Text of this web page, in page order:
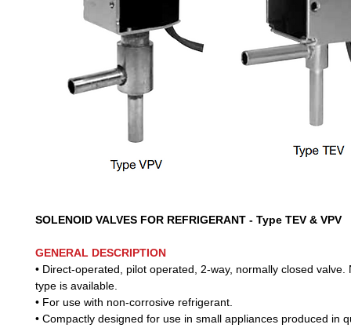
SOLENOID VALVES FOR REFRIGERANT - Type TEV & VPV
GENERAL DESCRIPTION
• Direct-operated, pilot operated, 2-way, normally closed valve.
type is available.
• For use with non-corrosive refrigerant.
• Compactly designed for use in small appliances produced in